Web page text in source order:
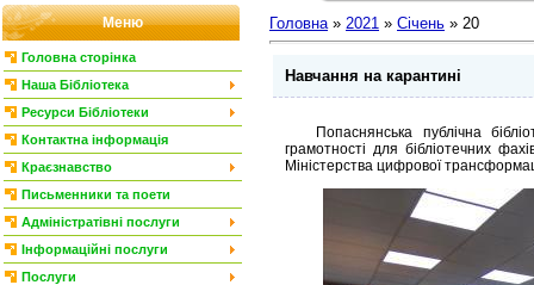
Меню
Головна сторінка
Наша Бібліотека
Ресурси Бібліотеки
Контактна інформація
Краєзнавство
Письменники та поети
Адміністратівні послуги
Інформаційні послуги
Послуги
Головна» 2021 » Січень » 20
Навчання на карантині
Попаснянська публічна
грамотності для бібліотечних
Міністерства цифрової